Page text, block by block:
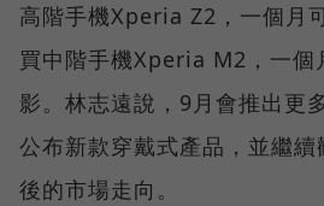
高階手機Xperia Z2，一個月
買中階手機Xperia M2，一個
影。林志遠說，9月會推出更
公布新款穿戴式產品，並繼續
後的市場走向。